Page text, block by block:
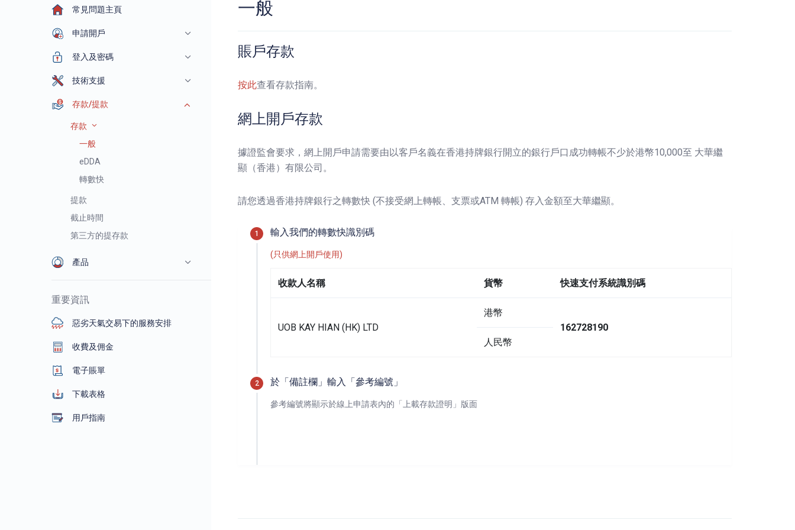
常見問題主頁
申請開戶
登入及密碼
技術支援
存款/提款
存款
一般
eDDA
轉數快
提款
截止時間
第三方的提存款
產品
重要資訊
惡劣天氣交易下的服務安排
收費及佣金
電子賬單
下載表格
用戶指南
一般
賬戶存款
按此查看存款指南。
網上開戶存款
據證監會要求，網上開戶申請需要由以客戶名義在香港持牌銀行開立的銀行戶口成功轉帳不少於港幣10,000至 大華繼
顯（香港）有限公司。
請您透過香港持牌銀行之轉數快 (不接受網上轉帳、支票或ATM 轉帳) 存入金額至大華繼顯。
輸入我們的轉數快識別碼
(只供網上開戶使用)
收款人名稱 貨幣 快速支付系統識別碼
UOB KAY HIAN (HK) LTD
港幣
162728190
人民幣
於「備註欄」輸入「參考編號」
參考編號將顯示於線上申請表內的「上載存款證明」版面